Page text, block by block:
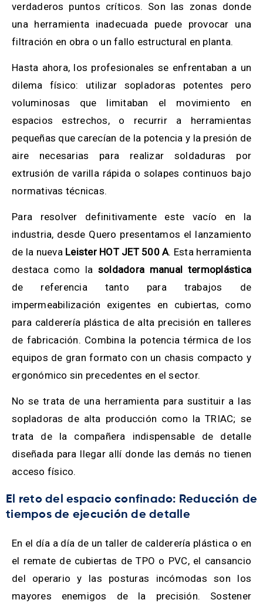
verdaderos puntos críticos. Son las zonas donde
una herramienta inadecuada puede provocar una
filtración en obra o un fallo estructural en planta.
Hasta ahora, los profesionales se enfrentaban a un
dilema físico: utilizar sopladoras potentes pero
voluminosas que limitaban el movimiento en
espacios estrechos, o recurrir a herramientas
pequeñas que carecían de la potencia y la presión de
aire necesarias para realizar soldaduras por
extrusión de varilla rápida o solapes continuos bajo
normativas técnicas.
Para resolver definitivamente este vacío en la
industria, desde Quero presentamos el lanzamiento
de la nueva Leister HOT JET 500 A. Esta herramienta
destaca como la soldadora manual termoplástica
de referencia tanto para trabajos de
impermeabilización exigentes en cubiertas, como
para calderería plástica de alta precisión en talleres
de fabricación. Combina la potencia térmica de los
equipos de gran formato con un chasis compacto y
ergonómico sin precedentes en el sector.
No se trata de una herramienta para sustituir a las
sopladoras de alta producción como la TRIAC; se
trata de la compañera indispensable de detalle
diseñada para llegar allí donde las demás no tienen
acceso físico.
El reto del espacio confinado: Reducción de
tiempos de ejecución de detalle
En el día a día de un taller de calderería plástica o en
el remate de cubiertas de TPO o PVC, el cansancio
del operario y las posturas incómodas son los
mayores enemigos de la precisión. Sostener